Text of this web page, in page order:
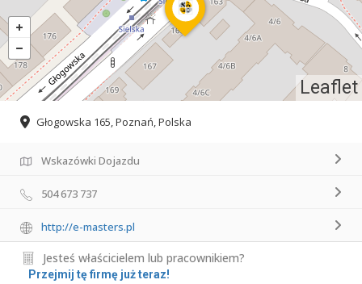
Leaflet
Głogowska 165, Poznań, Polska
Wskazówki Dojazdu
504 673 737
http://e-masters.pl
Jesteś właścicielem lub pracownikiem?
Przejmij tę firmę już teraz!